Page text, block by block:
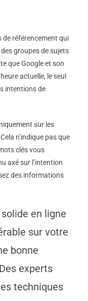
de référencement qui
groupes de sujets
que Google et son
actuelle, le seul
intentions de
sur les
n’indique pas que
clés vous
axé sur l’intention
des informations
en ligne
sur votre
bonne
experts
techniques